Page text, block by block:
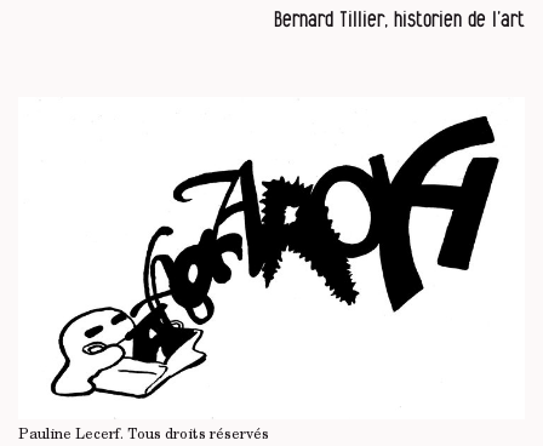
Bernard Tillier, historien de l’art
Pauline Lecerf. Tous droits réservés